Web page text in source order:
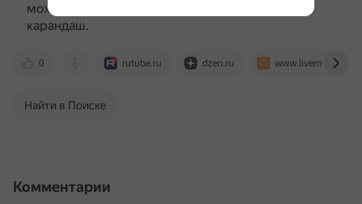
можно аккуратно стереть просвечивающийся
карандаш.
0 rutube.ru dzen.ru www.livemaster.ru
Найти в Поиске
Комментарии